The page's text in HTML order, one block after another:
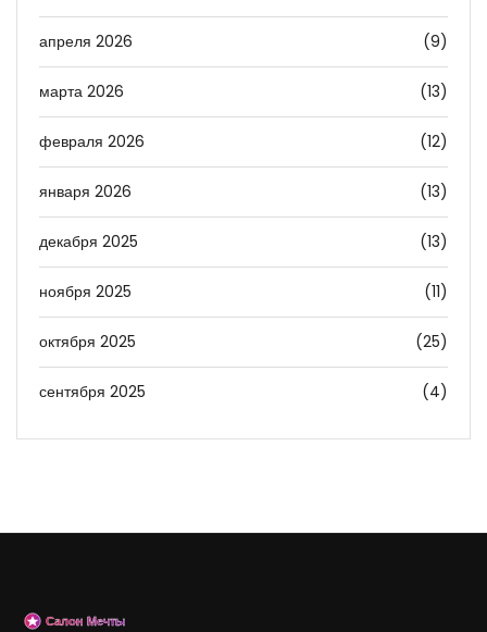
апреля 2026 (9)
марта 2026 (13)
февраля 2026 (12)
января 2026 (13)
декабря 2025 (13)
ноября 2025 (11)
октября 2025 (25)
сентября 2025 (4)